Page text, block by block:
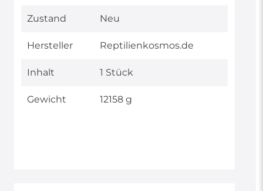
Technisches
Wert
Zustand Neu
Hersteller Reptilienkosmos.de
Inhalt 1 Stück
Gewicht 12158 g